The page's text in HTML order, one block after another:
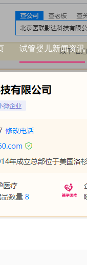
试管婴儿新闻资讯